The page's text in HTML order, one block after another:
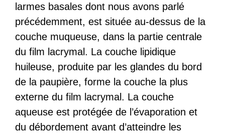
larmes basales dont nous avons parlé
précédemment, est située au-dessus de la
couche muqueuse, dans la partie centrale
du film lacrymal. La couche lipidique
huileuse, produite par les glandes du bord
de la paupière, forme la couche la plus
externe du film lacrymal. La couche
aqueuse est protégée de l’évaporation et
du débordement avant d’atteindre les